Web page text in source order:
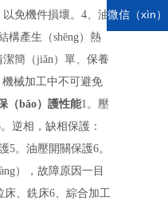
免機件損壞。 4、油
構產生（shēng）熱
簡（jiǎn）單、保養
械加工中不可避免
（bǎo）護性能1。壓
。逆相，缺相保護：
5。油壓開關保護6。
），故障原因一目
床、銑床6、綜合加工
電話
微信（xìn）
掃（sǎo）